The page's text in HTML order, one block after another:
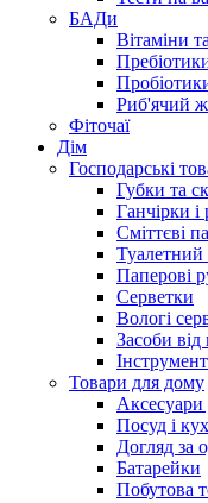
БАДи
Вітаміни
Риб'ячий
Фіточаї
Дім
Господарські
Губки та
Ганчірки
Сміттєві
Туалетний
Паперові
Серветки
Вологі
Засоби від
Товари для дому
Аксесуари
Посуд і
Догляд за
Батарейки
Побутова